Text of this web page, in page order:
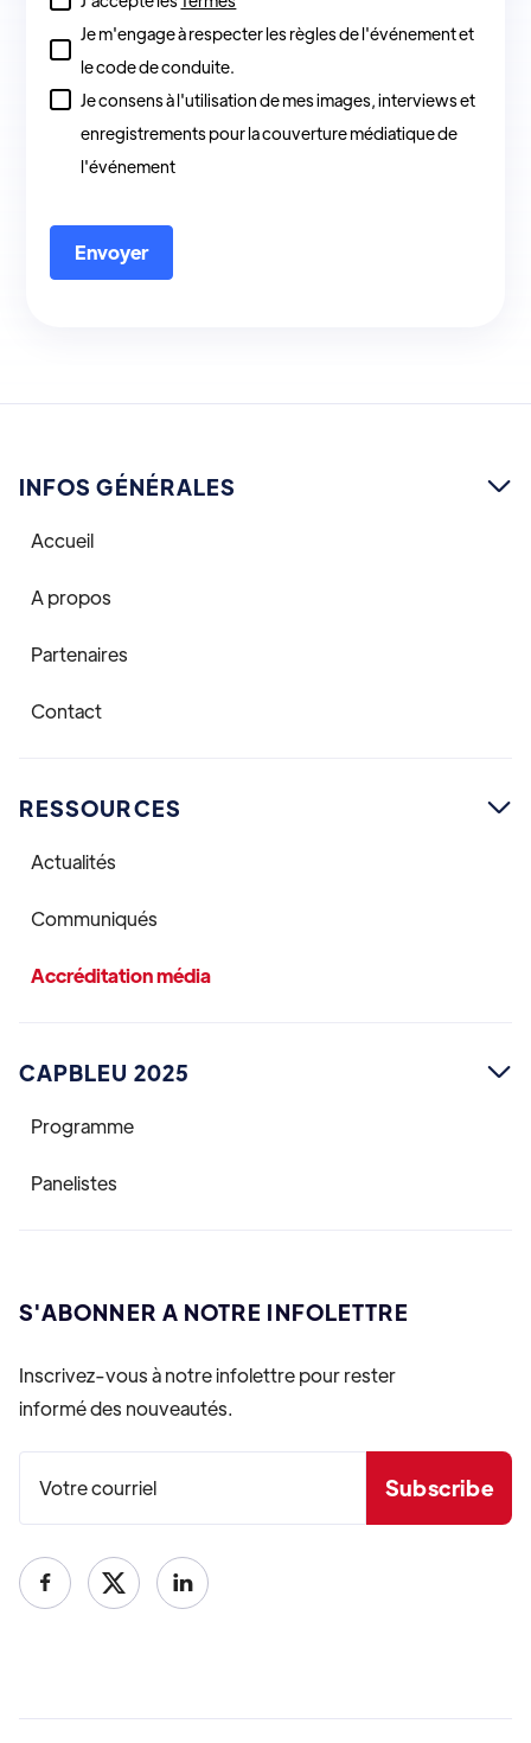
Je m'engage à respecter les règles de l'événement et
le code de conduite.
Je consens à l'utilisation de mes images, interviews et
enregistrements pour la couverture médiatique de
l'événement
INFOS GÉNÉRALES 
Accueil
A propos
Partenaires
Contact
RESSOURCES 
Actualités
Communiqués
Accréditation média
CAPBLEU 2025 
Programme
Panelistes
S'ABONNER A NOTRE INFOLETTRE
Inscrivez-vous à notre infolettre pour rester
informé des nouveautés.
 